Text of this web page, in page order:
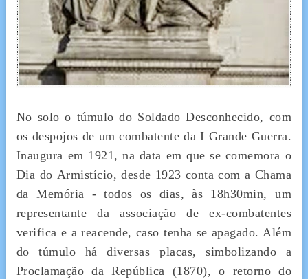
No solo o túmulo do Soldado Desconhecido, com
os despojos de um combatente da I Grande Guerra.
Inaugura em 1921, na data em que se comemora o
Dia do Armistício, desde 1923 conta com a Chama
da Memória - todos os dias, às 18h30min, um
representante da associação de ex-combatentes
verifica e a reacende, caso tenha se apagado. Além
do túmulo há diversas placas, simbolizando a
Proclamação da República (1870), o retorno do